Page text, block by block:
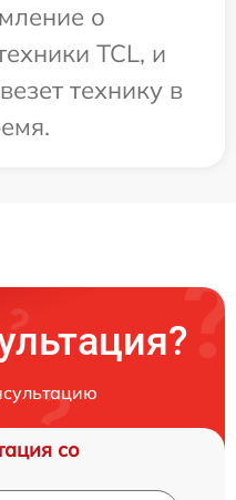
о
TCL, и
технику в
со